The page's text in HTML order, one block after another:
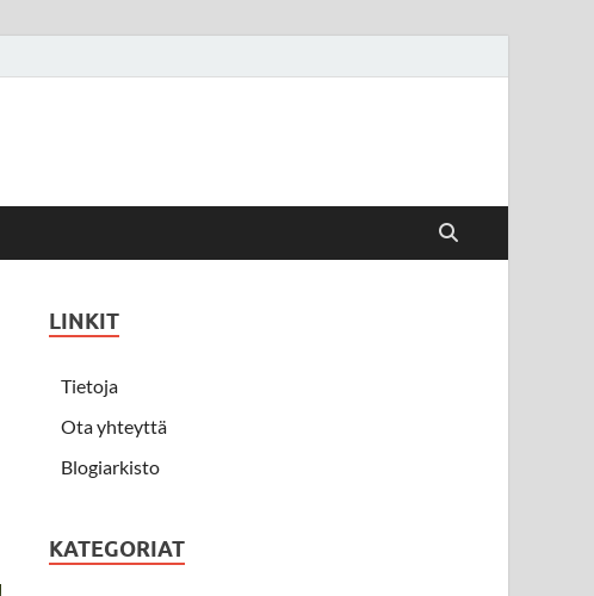
LINKIT
Tietoja
Ota yhteyttä
Blogiarkisto
KATEGORIAT